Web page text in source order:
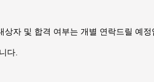
상자 및 합격 여부는 개별 연락드릴 예정
다.